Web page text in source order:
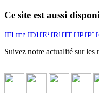
Ce site est aussi
Suivez notre actualité sur les